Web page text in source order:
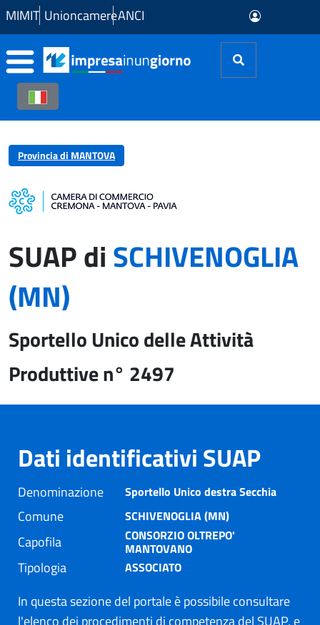
Skip to Main Content
MIMIT UnioncamereANCI
Provincia di MANTOVA
SUAP diSCHIVENOGLIA
(MN)
Sportello Unico delle Attività
Produttive n° 2497
Dati identificativi SUAP
Denominazione Sportello Unico destra Secchia
Comune SCHIVENOGLIA (MN)
Capofila CONSORZIO OLTREPO'
MANTOVANO
Tipologia ASSOCIATO
In questa sezione del portale è possibile consultare
l'elenco dei procedimenti di competenza del SUAP, e